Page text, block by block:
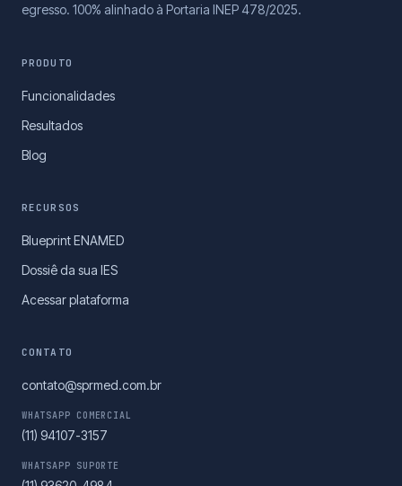
egresso. 100% alinhado à Portaria INEP 478/2025.
PRODUTO
Funcionalidades
Resultados
Blog
RECURSOS
Blueprint ENAMED
Dossiê da sua IES
Acessar plataforma
CONTATO
contato@sprmed.com.br
WHATSAPP COMERCIAL
(11) 94107-3157
WHATSAPP SUPORTE